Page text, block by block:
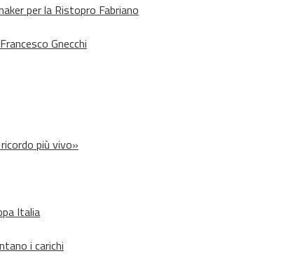
per la Ristopro Fabriano
Gnecchi
più vivo»
Italia
i carichi